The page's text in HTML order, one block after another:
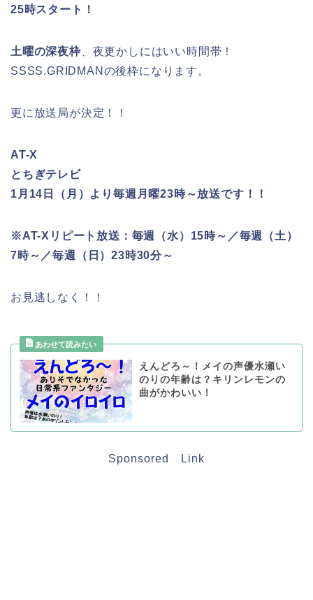
25時スタート！
土曜の深夜枠 、夜更かしにはいい時間帯！
SSSS.GRIDMANの後枠になります。
更に放送局が決定！！
AT-X
とちぎテレビ
1月14日（月）より毎週月曜23時～放送です！！
※AT-Xリピート放送：毎週（水）15時～／毎週（土）
7時～／毎週（日）23時30分～
お見逃しなく！！
えんどろ～！メイの声優水瀬い
のりの年齢は？キリンレモンの
曲がかわいい！
Sponsored Link